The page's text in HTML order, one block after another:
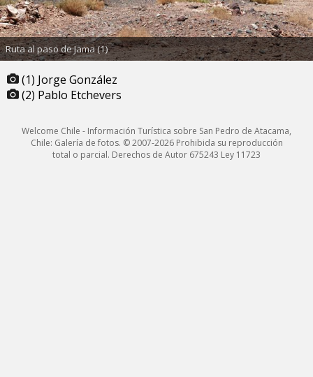
Ruta al paso de Jama (1)
(1) Jorge González
(2) Pablo Etchevers
Welcome Chile - Información Turística sobre San Pedro de Atacama,
Chile: Galería de fotos. © 2007-2026 Prohibida su reproducción
total o parcial. Derechos de Autor 675243 Ley 11723